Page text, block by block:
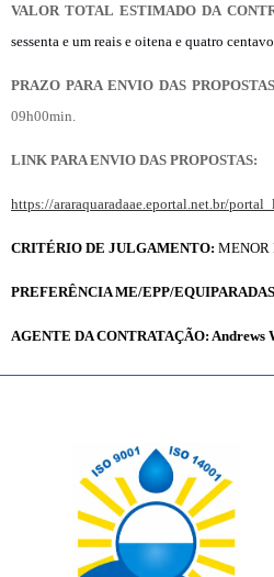
VALOR TOTAL ESTIMADO DA
sessenta e um reais e oitena e quatro
PRAZO PARA ENVIO DAS
09h00min.
LINK PARA ENVIO DAS PROPOSTAS:
https://araraquaradaae.eportal.net.br/
CRITÉRIO DE JULGAMENTO: MENOR
PREFERÊNCIA ME/EPP/
AGENTE DA CONTRATAÇÃO: Andrews